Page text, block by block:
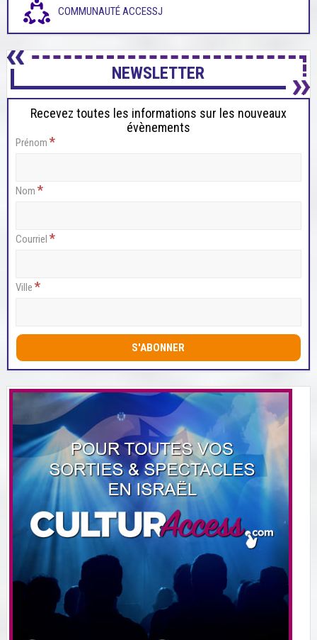
COMMUNAUTÉ ACCESSJ
NEWSLETTER
Recevez toutes les informations sur les nouveaux
évènements
Prénom *
Nom *
Courriel *
Ville *